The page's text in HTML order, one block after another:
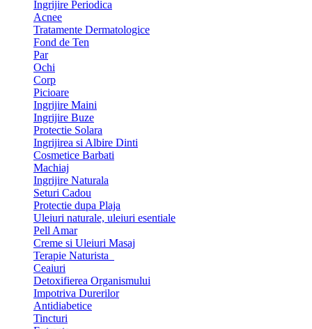
Ingrijire Periodica
Acnee
Tratamente Dermatologice
Fond de Ten
Par
Ochi
Corp
Picioare
Ingrijire Maini
Ingrijire Buze
Protectie Solara
Ingrijirea si Albire Dinti
Cosmetice Barbati
Machiaj
Ingrijire Naturala
Seturi Cadou
Protectie dupa Plaja
Uleiuri naturale, uleiuri esentiale
Pell Amar
Creme si Uleiuri Masaj
Terapie Naturista
Ceaiuri
Detoxifierea Organismului
Impotriva Durerilor
Antidiabetice
Tincturi